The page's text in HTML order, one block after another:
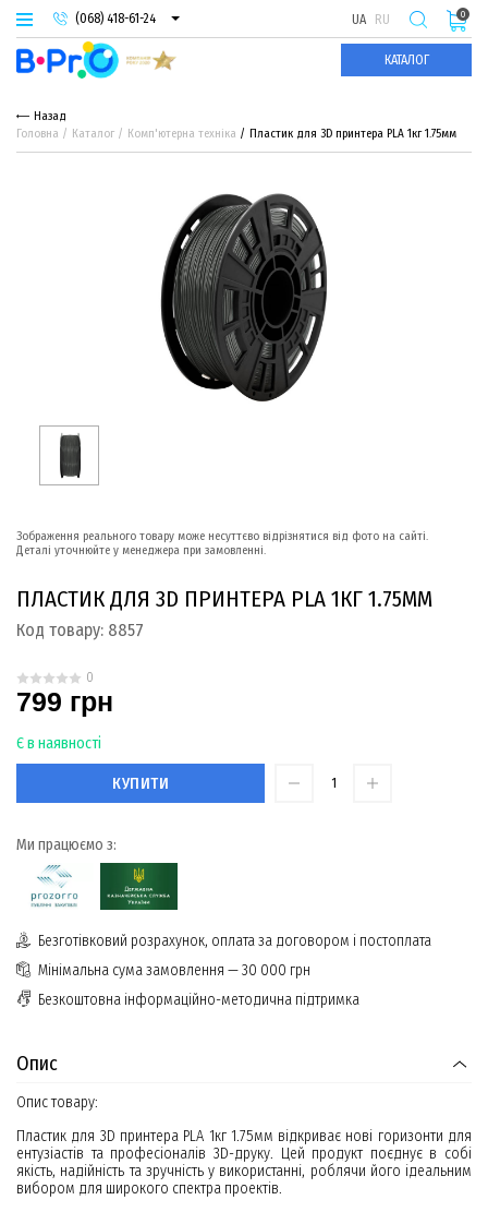
(068) 418-61-24
(093) 974-66-94
(095) 987-29-55
UA RU
КАТАЛОГ
0
Назад
Головна
Каталог Комп'ютерна техніка Пластик для 3D принтера PLA 1кг 1.75мм
Зображення реального товару може несуттєво відрізнятися від фото на сайті.
Деталі уточнюйте у менеджера при замовленні.
ПЛАСТИК ДЛЯ 3D ПРИНТЕРА PLA 1КГ 1.75ММ
Код товару: 8857
0
799 грн
Є в наявності
КУПИТИ
Ми працюємо з:
Безготівковий розрахунок, оплата за договором і постоплата
Мінімальна сума замовлення — 30 000 грн
Безкоштовна інформаційно-методична підтримка
Опис
Опис товару:
Пластик для 3D принтера PLA 1кг 1.75мм відкриває нові горизонти для
ентузіастів та професіоналів 3D-друку. Цей продукт поєднує в собі
якість, надійність та зручність у використанні, роблячи його ідеальним
вибором для широкого спектра проектів.